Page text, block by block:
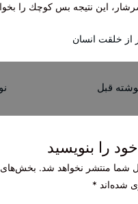
این نتیجه بس كوچك را
از خلقت انسان
قبل
را بنویسید
شما منتشر نخواهد شد. بخش‌های
شده‌اند *